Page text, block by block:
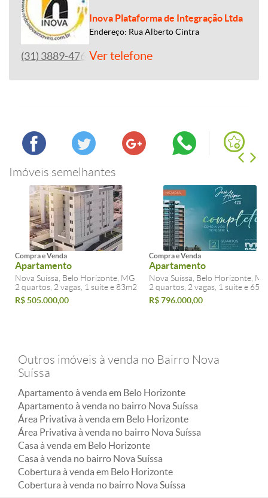
Inova Plataforma de Integração Ltda
Endereço: Rua Alberto Cintra
(31) 3889-4765Ver telefone
Imóveis semelhantes
Compra e Venda
Apartamento
Nova Suíssa, Belo Horizonte, MG
2 quartos, 2 vagas, 1 suite e 83m2
R$ 505.000,00
Compra e Venda
Apartamento
Nova Suíssa, Belo Horizonte, MG
2 quartos, 2 vagas, 1 suite e
R$ 796.000,00
Outros imóveis à venda no Bairro Nova
Suíssa
Apartamento à venda em Belo Horizonte
Apartamento à venda no bairro Nova Suíssa
Área Privativa à venda em Belo Horizonte
Área Privativa à venda no bairro Nova Suíssa
Casa à venda em Belo Horizonte
Casa à venda no bairro Nova Suíssa
Cobertura à venda em Belo Horizonte
Cobertura à venda no bairro Nova Suíssa